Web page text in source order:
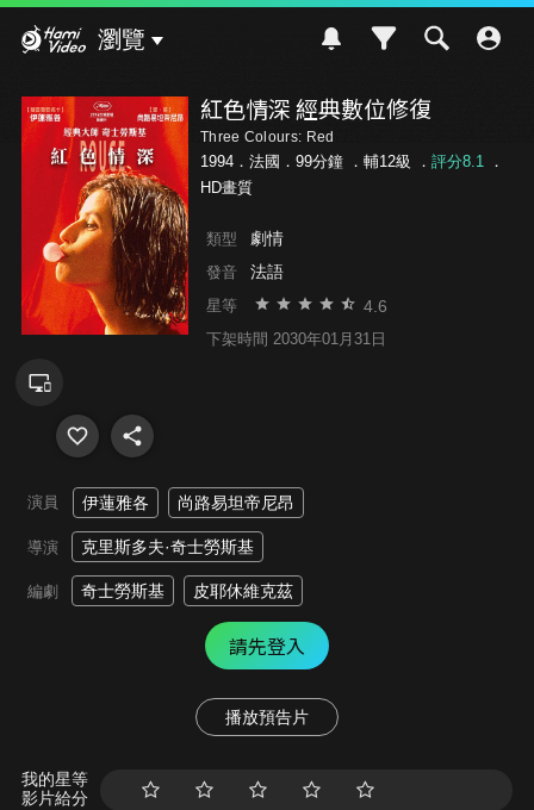
瀏覽
紅色情深 經典數位修復
Three Colours: Red
1994．法國．99分鐘 ． 輔12級 ． 評分8.1．
HD畫質
類型 劇情
發音 法語
星等 4.6
下架時間 2030年01月31日
演員 伊蓮雅各 尚路易坦帝尼昂
導演 克里斯多夫·奇士勞斯基
編劇 奇士勞斯基 皮耶休維克茲
請先登入
播放預告片
我的星等
影片給分